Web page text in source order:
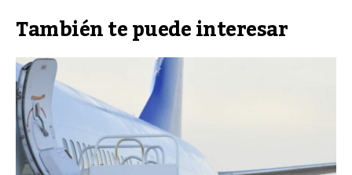
También te puede interesar